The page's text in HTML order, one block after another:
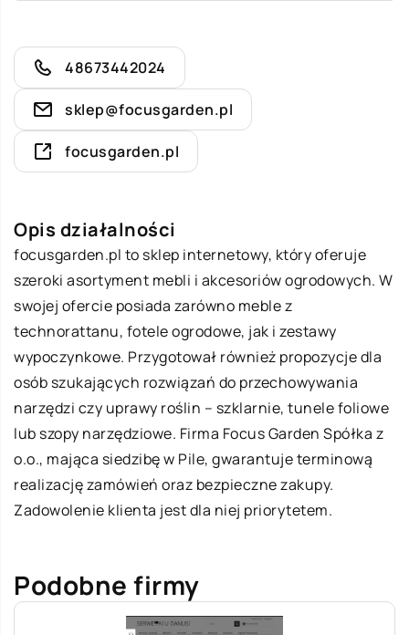
48673442024
sklep@focusgarden.pl
focusgarden.pl
Opis działalności
focusgarden.pl to sklep internetowy, który oferuje
szeroki asortyment mebli i akcesoriów ogrodowych. W
swojej ofercie posiada zarówno meble z
technorattanu, fotele ogrodowe, jak i zestawy
wypoczynkowe. Przygotował również propozycje dla
osób szukających rozwiązań do przechowywania
narzędzi czy uprawy roślin – szklarnie, tunele foliowe
lub szopy narzędziowe. Firma Focus Garden Spółka z
o.o., mająca siedzibę w Pile, gwarantuje terminową
realizację zamówień oraz bezpieczne zakupy.
Zadowolenie klienta jest dla niej priorytetem.
Podobne firmy